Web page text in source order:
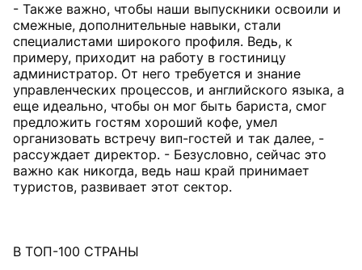
- Также важно, чтобы наши выпускники освоили и
смежные, дополнительные навыки, стали
специалистами широкого профиля. Ведь, к
примеру, приходит на работу в гостиницу
администратор. От него требуется и знание
управленческих процессов, и английского языка, а
еще идеально, чтобы он мог быть бариста, смог
предложить гостям хороший кофе, умел
организовать встречу вип-гостей и так далее, -
рассуждает директор. - Безусловно, сейчас это
важно как никогда, ведь наш край принимает
туристов, развивает этот сектор.
В ТОП-100 СТРАНЫ